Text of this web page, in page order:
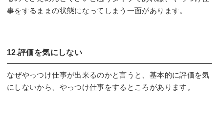
事をするままの状態になってしまう一面があります。
12.評価を気にしない
なぜやっつけ仕事が出来るのかと言うと、基本的に評価を気
にしないから、やっつけ仕事をするところがあります。